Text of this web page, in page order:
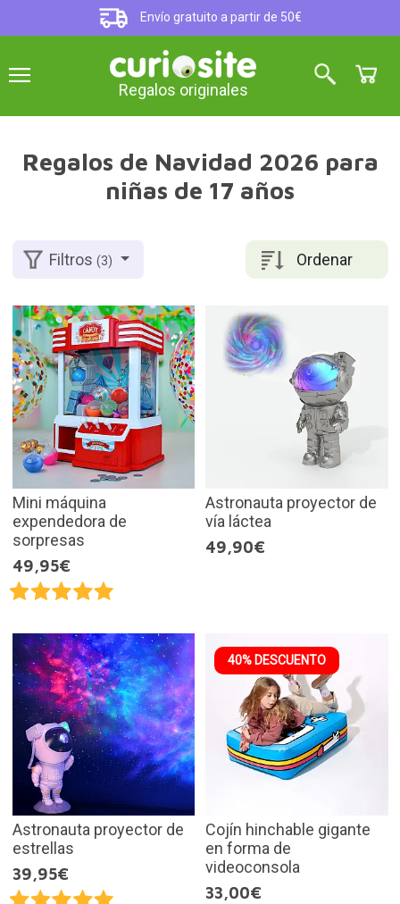
Envío gratuito a partir de 50€
Regalos originales
Regalos de Navidad 2026 para
niñas de 17 años
Ordenar
Filtros(3)
Mini máquina
expendedora de
sorpresas
49,95€
Astronauta proyector de
vía láctea
49,90€
Astronauta proyector de
estrellas
39,95€
40% DESCUENTO
Cojín hinchable gigante
en forma de
videoconsola
33,00€